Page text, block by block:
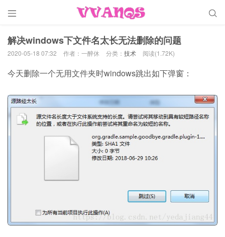
 
解决windows下文件名太长无法删除的问题
2020-05-18 07:32 作者：一醉休 分类： 技术 阅读(1.72K)
今天删除一个无用文件夹时windows跳出如下弹窗：